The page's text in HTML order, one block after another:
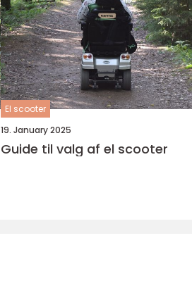
El scooter
19. January 2025
Guide til valg af el scooter